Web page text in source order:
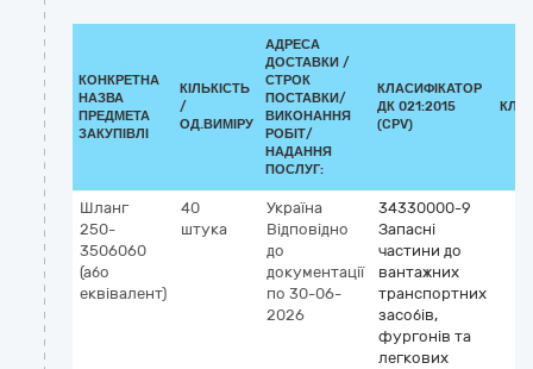
КОНКРЕТНА
НАЗВА
ПРЕДМЕТА
ЗАКУПІВЛІ
КІЛЬКІСТЬ
/
ОД.ВИМІРУ
АДРЕСА
ДОСТАВКИ /
СТРОК
ПОСТАВКИ/
ВИКОНАННЯ
РОБІТ/
НАДАННЯ
ПОСЛУГ:
КЛАСИФІКАТОР
ДК 021:2015
(CPV)
Шланг
250-
3506060
(або
еквівалент)
40
штука
Україна
Відповідно
до
документації
по 30-06-
2026
34330000-9
Запасні
частини до
вантажних
транспортних
засобів,
фургонів та
легкових